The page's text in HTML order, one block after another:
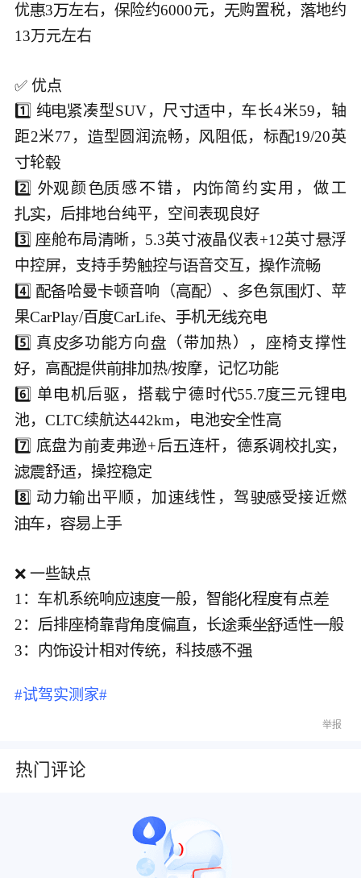
优3 左右，险约6000元， 购置税， 地约
13万元左右
✅ 优点
1️⃣ 纯凑型SUV，尺 中，长4米59，轴
距2米77， 型圆润畅，  阻 ，标19/20英
轮
2️⃣ 颜 感错， 简约  用，做工
，后地台纯平，空间表良
3️⃣ 舱布局晰，5.3英寸晶仪表+12英寸浮
中控，支持手势控与音交互， 作流
4️⃣ 哈曼顿音响（）、色氛  灯、苹
果CarPlay/百CarLife、 机无电
5️⃣ 真 功方向（带加热）， 椅支撑性
，高供加热/按摩，记忆功能
6️⃣ 单机后 ，搭宁德时55.7 元锂 
池，CLTC续航达442km，电池全性
7️⃣ 底盘为麦逊+后连杆，德校 ，
舒，操控定
8️⃣ 动力 出平顺，加线性，驾受接近燃
 ，  上
❌ 一些缺点
1： 机系响应一般，智程有点
2：后排椅靠度直，长乘适性般
3：内计相对传，科技不
#试驾实测家#
举报
热门评论